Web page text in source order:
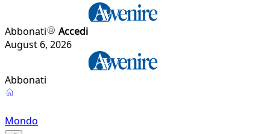
Abbonati
Accedi
August 6, 2026
Abbonati
Mondo